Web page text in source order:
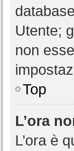
Utente;
non
Top
L’ora
L’ora è